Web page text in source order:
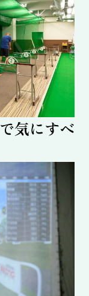
気にすべ